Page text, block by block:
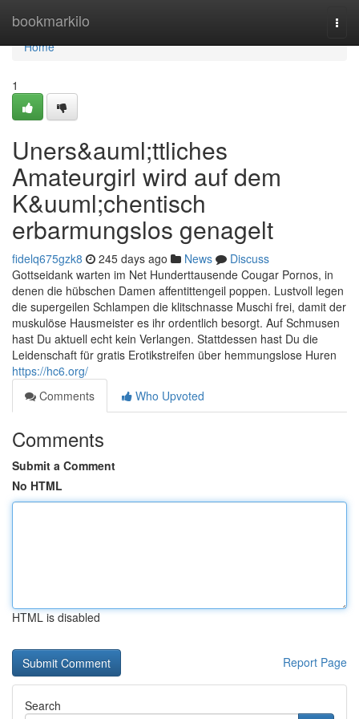
bookmarkilo
Home
Home
1
Uners&auml;ttliches
Amateurgirl wird auf dem
K&uuml;chentisch
erbarmungslos genagelt
fidelq675gzk8 245 days ago News
Discuss
Gottseidank warten im Net Hunderttausende Cougar Pornos, in
denen die hübschen Damen affentittengeil poppen. Lustvoll legen
die supergeilen Schlampen die klitschnasse Muschi frei, damit der
muskulöse Hausmeister es ihr ordentlich besorgt. Auf Schmusen
hast Du aktuell echt kein Verlangen. Stattdessen hast Du die
Leidenschaft für gratis Erotikstreifen über hemmungslose Huren
https://hc6.org/
Comments
Who Upvoted
Comments
Submit a Comment
No HTML
HTML is disabled
Report Page
Search